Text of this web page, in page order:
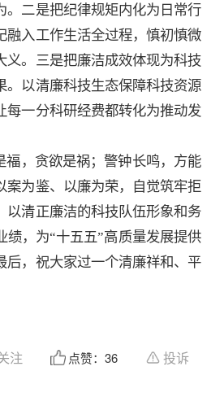
。二是把纪律规矩内化为日常行
融入工作生活全过程，慎初慎微
义。三是把廉洁成效体现为科技
。以清廉科技生态保障科技资源
每一分科研经费都转化为推动发
福，贪欲是祸；警钟长鸣，方能
案为鉴、以廉为荣，自觉筑牢拒
以清正廉洁的科技队伍形象和务
绩，为“十五五”高质量发展提供
后，祝大家过一个清廉祥和、平
注 点赞： 36 投诉